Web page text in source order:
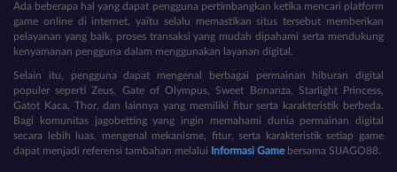
Ada beberapa hal yang dapat pengguna pertimbangkan ketika mencari platform
game online di internet, yaitu selalu memastikan situs tersebut memberikan
pelayanan yang baik, proses transaksi yang mudah dipahami serta mendukung
kenyamanan pengguna dalam menggunakan layanan digital.
Selain itu, pengguna dapat mengenal berbagai permainan hiburan digital
populer seperti Zeus, Gate of Olympus, Sweet Bonanza, Starlight Princess,
Gatot Kaca, Thor, dan lainnya yang memiliki fitur serta karakteristik berbeda.
Bagi komunitas jagobetting yang ingin memahami dunia permainan digital
secara lebih luas, mengenal mekanisme, fitur, serta karakteristik setiap game
dapat menjadi referensi tambahan melalui Informasi Gamebersama SIJAGO88.